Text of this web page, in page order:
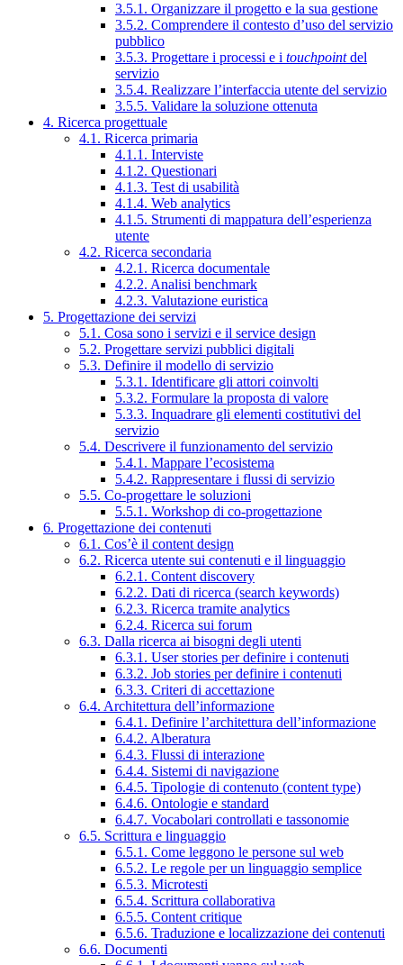
3.5.1. Organizzare il progetto e la sua gestione
3.5.2. Comprendere il contesto d’uso del servizio
pubblico
3.5.3. Progettare i processi e i touchpointdel
servizio
3.5.4. Realizzare l’interfaccia utente del servizio
3.5.5. Validare la soluzione ottenuta
4. Ricerca progettuale
4.1. Ricerca primaria
4.1.1. Interviste
4.1.2. Questionari
4.1.3. Test di usabilità
4.1.4. Web analytics
4.1.5. Strumenti di mappatura dell’esperienza
utente
4.2. Ricerca secondaria
4.2.1. Ricerca documentale
4.2.2. Analisi benchmark
4.2.3. Valutazione euristica
5. Progettazione dei servizi
5.1. Cosa sono i servizi e il service design
5.2. Progettare servizi pubblici digitali
5.3. Definire il modello di servizio
5.3.1. Identificare gli attori coinvolti
5.3.2. Formulare la proposta di valore
5.3.3. Inquadrare gli elementi costitutivi del
servizio
5.4. Descrivere il funzionamento del servizio
5.4.1. Mappare l’ecosistema
5.4.2. Rappresentare i flussi di servizio
5.5. Co-progettare le soluzioni
5.5.1. Workshop di co-progettazione
6. Progettazione dei contenuti
6.1. Cos’è il content design
6.2. Ricerca utente sui contenuti e il linguaggio
6.2.1. Content discovery
6.2.2. Dati di ricerca (search keywords)
6.2.3. Ricerca tramite analytics
6.2.4. Ricerca sui forum
6.3. Dalla ricerca ai bisogni degli utenti
6.3.1. User stories per definire i contenuti
6.3.2. Job stories per definire i contenuti
6.3.3. Criteri di accettazione
6.4. Architettura dell’informazione
6.4.1. Definire l’architettura dell’informazione
6.4.2. Alberatura
6.4.3. Flussi di interazione
6.4.4. Sistemi di navigazione
6.4.5. Tipologie di contenuto (content type)
6.4.6. Ontologie e standard
6.4.7. Vocabolari controllati e tassonomie
6.5. Scrittura e linguaggio
6.5.1. Come leggono le persone sul web
6.5.2. Le regole per un linguaggio semplice
6.5.3. Microtesti
6.5.4. Scrittura collaborativa
6.5.5. Content critique
6.5.6. Traduzione e localizzazione dei contenuti
6.6. Documenti